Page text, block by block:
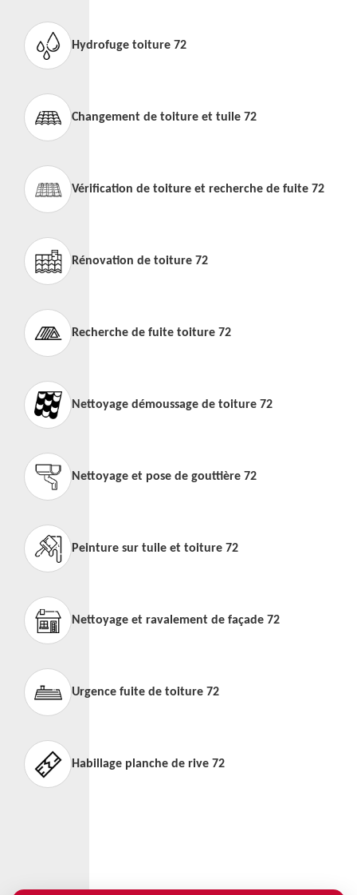
Hydrofuge toiture 72
Changement de toiture et tuile 72
Vérification de toiture et recherche de fuite 72
Rénovation de toiture 72
Recherche de fuite toiture 72
Nettoyage démoussage de toiture 72
Nettoyage et pose de gouttière 72
Peinture sur tuile et toiture 72
Nettoyage et ravalement de façade 72
Urgence fuite de toiture 72
Habillage planche de rive 72